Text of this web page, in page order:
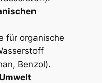
für organische
Benzol).